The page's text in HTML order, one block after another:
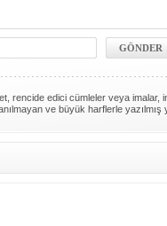
rencide edici cümleler veya imalar,
ve büyük harflerle yazılmış